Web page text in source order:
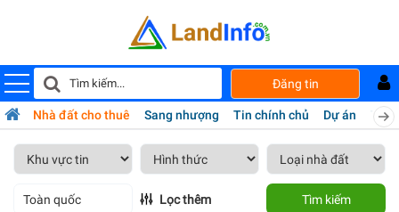
Đăng tin
Nhà đất cho thuê Sang nhượng Tin chính chủ Dự án
Toàn quốc Lọc thêm Tìm kiếm